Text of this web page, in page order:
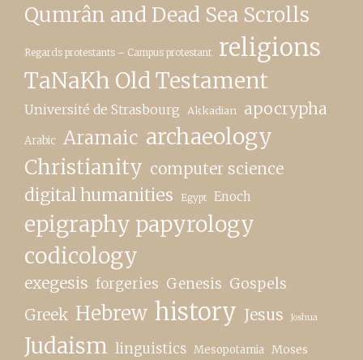
Qumrân and Dead Sea Scrolls
Regards protestants – Campus protestant religions
TaNaKh Old Testament
Université de Strasbourg Akkadian apocrypha
Arabic Aramaic archaeology
Christianity computer science
digital humanities Egypt Enoch
epigraphy papyrology
codicology
exegesis forgeries Genesis Gospels
Greek Hebrew history Jesus Joshua
Judaism linguistics Mesopotamia Moses